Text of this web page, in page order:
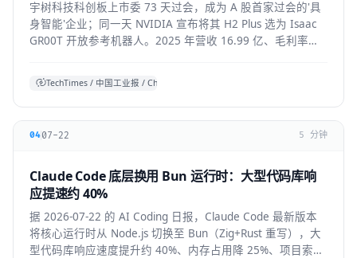
宇树科技科创板上市委 73 天过会，成为 A 股首家过会的'具
身智能'企业；同一天 NVIDIA 宣布将其 H2 Plus 选为 Isaac
GR00T 开放参考机器人。2025 年营收 16.99 亿、毛利率
TechTimes / 中国工业报 / China Daily 综合
0407-22 5 分钟
Claude Code 底层换用 Bun 运行时：大型代码库响
应提速约 40%
据 2026-07-22 的 AI Coding 日报，Claude Code 最新版本
将核心运行时从 Node.js 切换至 Bun（Zig+Rust 重写），大
型代码库响应速度提升约 40%、内存占用降 25%、项目索引